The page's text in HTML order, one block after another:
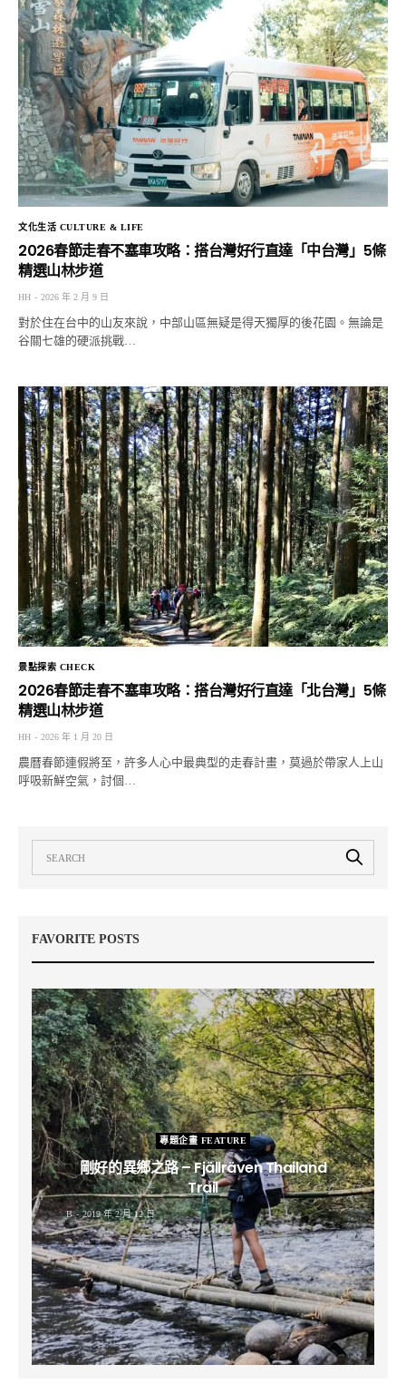
文化生活 CULTURE & LIFE
2026春節走春不塞車攻略：搭台灣好行直達「中台灣」5條
精選山林步道
HH 2026 年 2 月 9 日
對於住在台中的山友來說，中部山區無疑是得天獨厚的後花園。無論是
谷關七雄的硬派挑戰…
景點探索 CHECK
2026春節走春不塞車攻略：搭台灣好行直達「北台灣」5條
精選山林步道
HH 2026 年 1 月 20 日
農曆春節連假將至，許多人心中最典型的走春計畫，莫過於帶家人上山
呼吸新鮮空氣，討個…
FAVORITE POSTS
專題企畫 FEATURE
剛好的異鄉之路 – Fjällräven Thailand
Trail
B 2019 年 2 月 12 日